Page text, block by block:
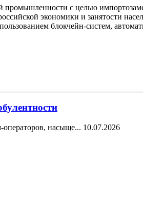
с целью
экономики и занятости
блокчейн-систем,
операторов, насыще... 10.07.2026